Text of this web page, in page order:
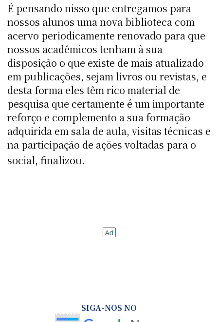
É pensando nisso que entregamos para
nossos alunos uma nova biblioteca com
acervo periodicamente renovado para que
nossos acadêmicos tenham à sua
disposição o que existe de mais atualizado
em publicações, sejam livros ou revistas, e
desta forma eles têm rico material de
pesquisa que certamente é um importante
reforço e complemento a sua formação
adquirida em sala de aula, visitas técnicas e
na participação de ações voltadas para o
social, finalizou.
SIGA-NOS NO